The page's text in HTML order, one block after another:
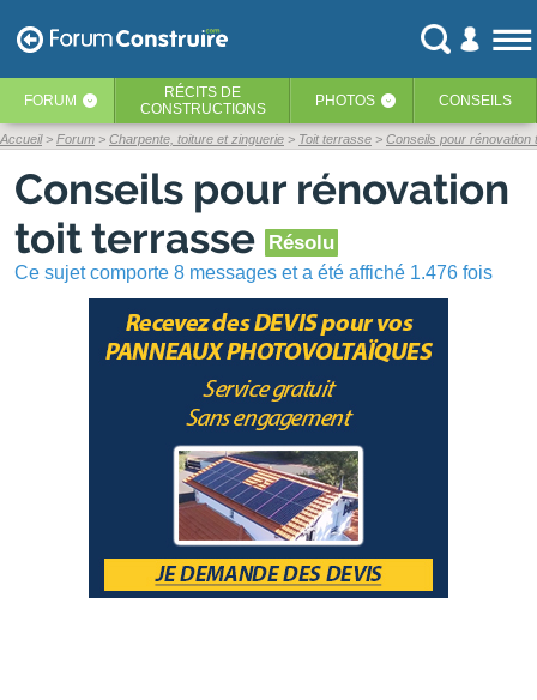
FORUM ‹ RÉCITS DE
CONSTRUCTIONS
PHOTOS ‹ CONSEILS
Accueil Forum Charpente, toiture et zinguerie Toit terrasse Conseils pour rénovation
Conseils pour rénovation
toit terrasse
Résolu
Ce sujet comporte 8 messages et a été affiché 1.476 fois